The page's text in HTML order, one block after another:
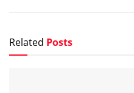
Related Posts